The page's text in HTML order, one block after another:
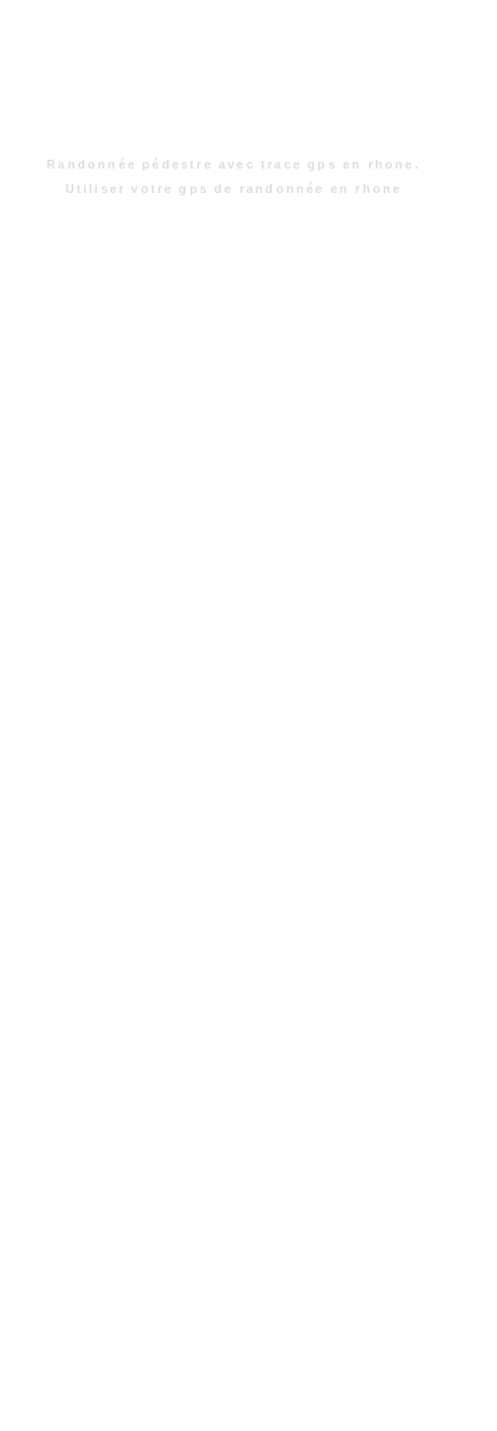
Randonnée pédestre avec trace gps en rhone.
Utiliser votre gps de randonnée en rhone